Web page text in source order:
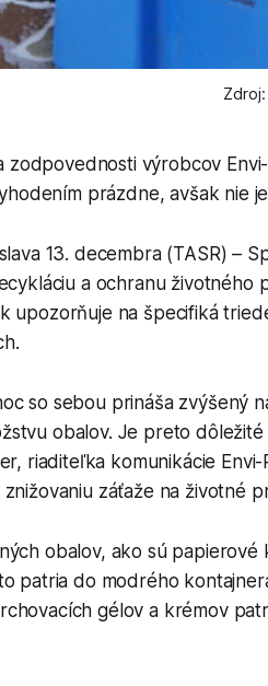
zodpovednosti výrobcov
prázdne, avšak nie
13. decembra (TASR) –
a ochranu životného
upozorňuje na špecifiká
so sebou prináša zvýšený
obalov. Je preto
riaditeľka komunikácie
záťaže na životné
obalov, ako sú
patria do modrého
gélov a krémov